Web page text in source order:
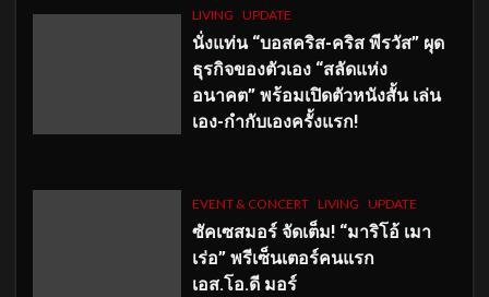
LIVING UPDATE
นั่งแท่น “บอสคริส-คริส พีรวัส” ผุด
ธุรกิจของตัวเอง “สลัดแห่ง
อนาคต” พร้อมเปิดตัวหนังสั้น เล่น
เอง-กำกับเองครั้งแรก!
EVENT & CONCERT LIVING UPDATE
ซัคเซสมอร์ จัดเต็ม! “มาริโอ้ เมา
เร่อ” พรีเซ็นเตอร์คนแรก
เอส.โอ.ดี มอร์